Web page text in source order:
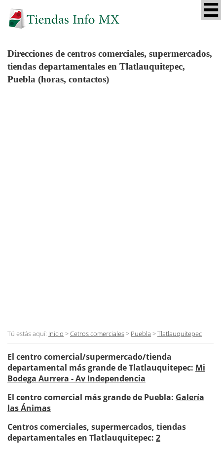
Direcciones de centros comerciales, supermercados,
tiendas departamentales en Tlatlauquitepec,
Puebla (horas, contactos)
Tú estás aquí: Inicio >Cetros comerciales> Puebla >Tlatlauquitepec
El centro comercial/supermercado/tienda
departamental más grande de Tlatlauquitepec: Mi
Bodega Aurrera - Av Independencia
El centro comercial más grande de Puebla: Galería
las Ánimas
Centros comerciales, supermercados, tiendas
departamentales en Tlatlauquitepec: 2